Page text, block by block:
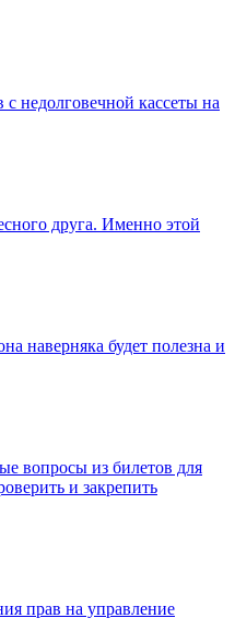
недолговечной кассеты на
друга. Именно этой
наверняка будет полезна и
вопросы из билетов для
и закрепить
прав на управление